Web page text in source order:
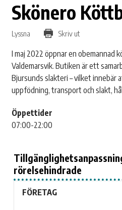
Skönero
Lyssna Skriv ut
I maj 2022 öppnar en
Valdemarsvik. Butiken är ett
Bjursunds slakteri – vilket innebär
uppfödning, transport och slakt,
Öppettider
07:00-22:00
rörelsehindrade
FÖRETAG